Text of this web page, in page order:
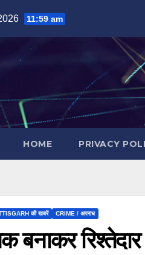
11:59 am
HOME PRIVACY
की खबरें CRIME / अपराध
बनाकर